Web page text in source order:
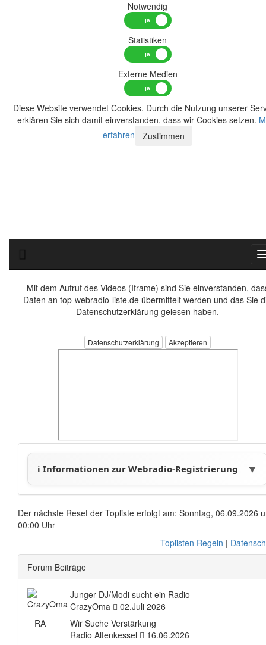
Notwendig
Statistiken
Externe Medien
Diese Website verwendet Cookies. Durch die Nutzung unserer
erklären Sie sich damit einverstanden, dass wir Cookies setzen.
erfahren
Zustimmen
Mit dem Aufruf des Videos (Iframe) sind Sie einverstanden,
Daten an top-webradio-liste.de übermittelt werden und das Sie
Datenschutzerklärung gelesen haben.
Datenschutzerklärung
Der nächste Reset der Topliste erfolgt am: Sonntag, 06.09.2026
00:00 Uhr
Toplisten Regeln |
Forum Beiträge
Junger DJ/Modi sucht ein Radio
CrazyOma
02.Juli 2026
RA
Wir Suche Verstärkung
Radio Altenkessel
16.06.2026